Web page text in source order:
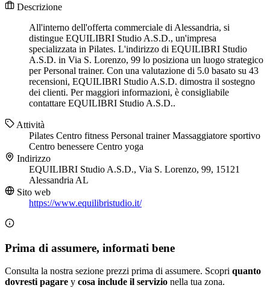
Descrizione
All'interno dell'offerta commerciale di Alessandria, si
distingue EQUILIBRI Studio A.S.D., un'impresa
specializzata in Pilates. L'indirizzo di EQUILIBRI Studio
A.S.D. in Via S. Lorenzo, 99 lo posiziona un luogo strategico
per Personal trainer. Con una valutazione di 5.0 basato su 43
recensioni, EQUILIBRI Studio A.S.D. dimostra il sostegno
dei clienti. Per maggiori informazioni, è consigliabile
contattare EQUILIBRI Studio A.S.D..
Attività
Pilates Centro fitness Personal trainerMassaggiatore sportivo
Centro benessere Centro yoga
Indirizzo
EQUILIBRI Studio A.S.D., Via S. Lorenzo, 99, 15121
Alessandria AL
Sito web
https://www.equilibristudio.it/
Prima di assumere, informati bene
Consulta la nostra sezione prezzi prima di assumere. Scopri quanto
dovresti pagare y cosa include il servizio nella tua zona.